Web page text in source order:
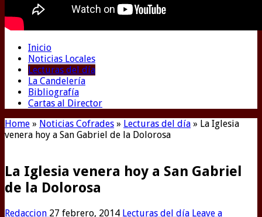
Inicio
Noticias Locales
Lecturas del día
La Candelería
Bibliografía
Cartas al Director
Home » Noticias Cofrades » Lecturas del día » La Iglesia
venera hoy a San Gabriel de la Dolorosa
La Iglesia venera hoy a San Gabriel
de la Dolorosa
Redaccion 27 febrero, 2014 Lecturas del día Leave a